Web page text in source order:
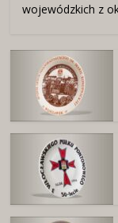
wojewódzkich z